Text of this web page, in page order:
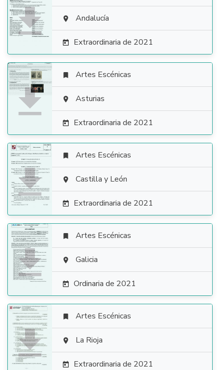
  Andalucía
 Extraordinaria de 2021

 Artes Escénicas
 Asturias
 Extraordinaria de 2021

 Artes Escénicas
 Castilla y León
 Extraordinaria de 2021

 Artes Escénicas
 Galicia
 Ordinaria de 2021

 Artes Escénicas
 La Rioja
 Extraordinaria de 2021